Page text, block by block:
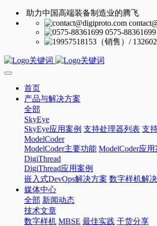
助力中国高端装备制造业的腾飞
0575-88361699
首页
产品与解决方案
全部
SkyEye
SkyEye应用案例 支持处理器列表 支
ModelCoder
ModelCoder主要功能 ModelCoder应用
DigiThread
DigiThread应用案例
嵌入式DevOps解决方案 数字样机解
媒体中心
全部 新闻动态
技术文章
数字样机 MBSE 最佳实践 干货分享